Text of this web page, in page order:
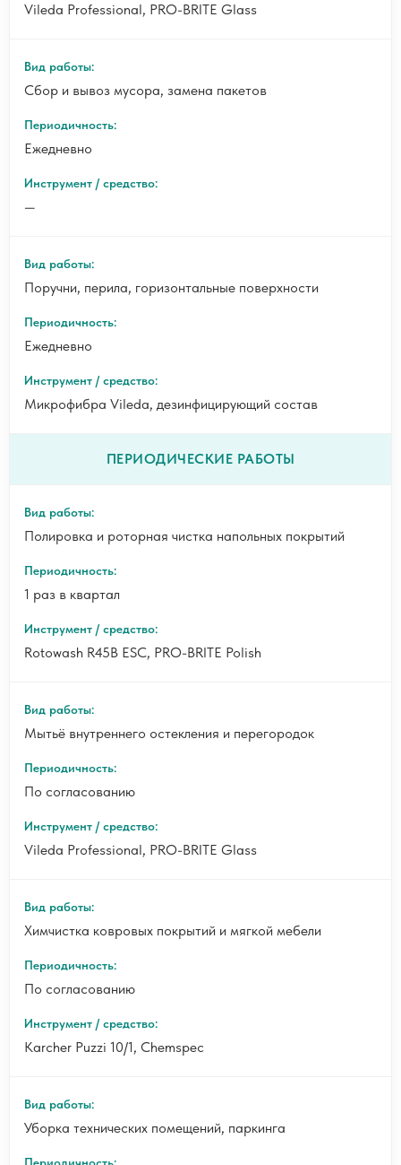
Vileda Professional, PRO-BRITE Glass
Сбор и вывоз мусора, замена пакетов
Ежедневно
—
Поручни, перила, горизонтальные поверхности
Ежедневно
Микрофибра Vileda, дезинфицирующий состав
ПЕРИОДИЧЕСКИЕ РАБОТЫ
Полировка и роторная чистка напольных покрытий
1 раз в квартал
Rotowash R45B ESC, PRO-BRITE Polish
Мытьё внутреннего остекления и перегородок
По согласованию
Vileda Professional, PRO-BRITE Glass
Химчистка ковровых покрытий и мягкой мебели
По согласованию
Karcher Puzzi 10/1, Chemspec
Уборка технических помещений, паркинга